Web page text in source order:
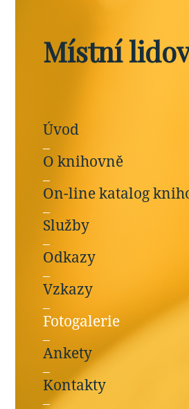
Místní
Úvod
O knihovně
On-line katalog
Služby
Odkazy
Vzkazy
Fotogalerie
Ankety
Kontakty